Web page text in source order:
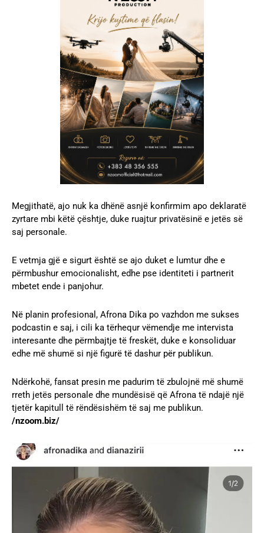
Megjithatë, ajo nuk ka dhënë asnjë konfirmim apo deklaratë
zyrtare mbi këtë çështje, duke ruajtur privatësinë e jetës së
saj personale.
E vetmja gjë e sigurt është se ajo duket e lumtur dhe e
përmbushur emocionalisht, edhe pse identiteti i partnerit
mbetet ende i panjohur.
Në planin profesional, Afrona Dika po vazhdon me sukses
podcastin e saj, i cili ka tërhequr vëmendje me intervista
interesante dhe përmbajtje të freskët, duke e konsoliduar
edhe më shumë si një figurë të dashur për publikun.
Ndërkohë, fansat presin me padurim të zbulojnë më shumë
rreth jetës personale dhe mundësisë që Afrona të ndajë një
tjetër kapitull të rëndësishëm të saj me publikun.
/nzoom.biz/